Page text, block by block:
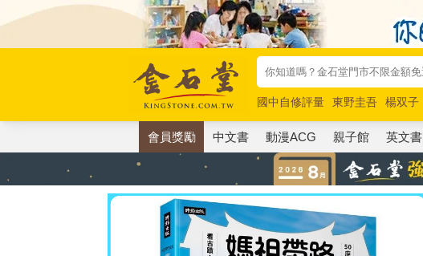
國中自修評量 東野圭吾 楊双子
唯紅花綻放
奧德賽 路邊攤新作
會員獎勵 中文書 動漫ACG 親子館 英文書